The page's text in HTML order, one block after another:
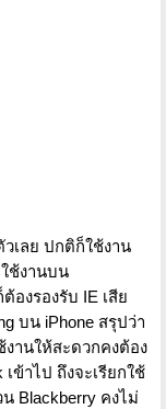
เลย ปกติก็ใช้งาน
ช้งานบน
องรองรับ IE เสีย
บน iPhone สรุปว่า
งานให้สะดวกคงต้อง
ข้าไป ถึงจะเรียกใช้
Blackberry คงไม่